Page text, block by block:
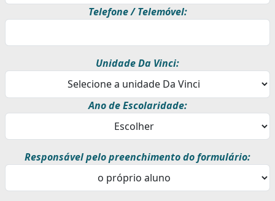
Telefone / Telemóvel:
Unidade Da Vinci:
Ano de Escolaridade:
Responsável pelo preenchimento do formulário: